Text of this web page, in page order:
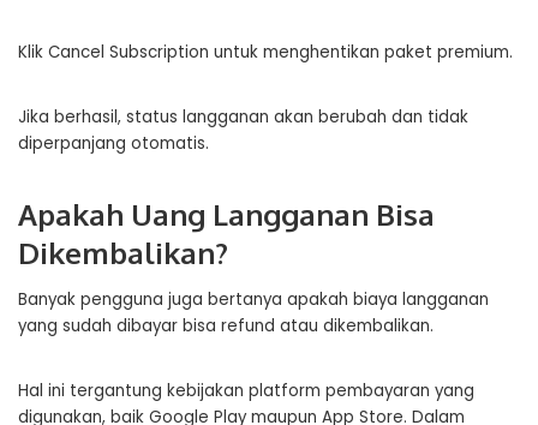
Klik Cancel Subscription untuk menghentikan paket premium.
Jika berhasil, status langganan akan berubah dan tidak
diperpanjang otomatis.
Apakah Uang Langganan Bisa
Dikembalikan?
Banyak pengguna juga bertanya apakah biaya langganan
yang sudah dibayar bisa refund atau dikembalikan.
Hal ini tergantung kebijakan platform pembayaran yang
digunakan, baik Google Play maupun App Store. Dalam